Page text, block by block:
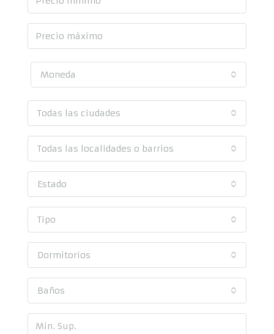
Moneda
Todas las ciudades
Todas las localidades o barrios
Estado
Tipo
Dormitorios
Baños